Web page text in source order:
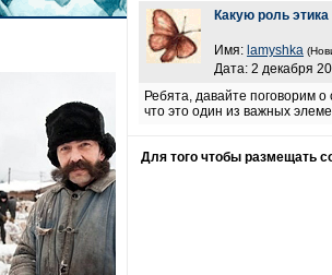
Какую роль этика
Имя: lamyshka
Дата: 2 декабря
Ребята, давайте поговорим
что это один из важных
Для того чтобы размещать